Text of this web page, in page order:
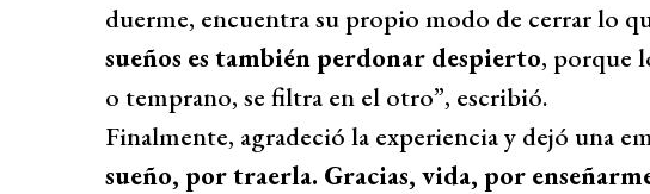
duerme, encuentra su propio modo de cerrar lo
sueños es también perdonar despierto, porque
o temprano, se filtra en el otro”, escribió.
Finalmente, agradeció la experiencia y dejó una
sueño, por traerla. Gracias, vida, por